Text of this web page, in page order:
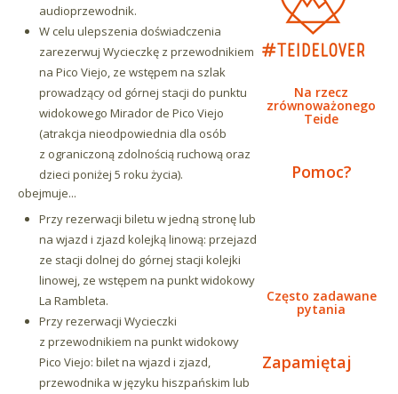
audioprzewodnik.
W celu ulepszenia doświadczenia
zarezerwuj Wycieczkę z przewodnikiem
na Pico Viejo, ze wstępem na szlak
prowadzący od górnej stacji do punktu
widokowego Mirador de Pico Viejo
(atrakcja nieodpowiednia dla osób
z ograniczoną zdolnością ruchową oraz
dzieci poniżej 5 roku życia).
obejmuje...
Przy rezerwacji biletu w jedną stronę lub
na wjazd i zjazd kolejką linową: przejazd
ze stacji dolnej do górnej stacji kolejki
linowej, ze wstępem na punkt widokowy
La Rambleta.
Przy rezerwacji Wycieczki
z przewodnikiem na punkt widokowy
Pico Viejo: bilet na wjazd i zjazd,
przewodnika w języku hiszpańskim lub
Na rzecz
zrównoważonego
Teide
Pomoc?
Często zadawane
pytania
Zapamiętaj